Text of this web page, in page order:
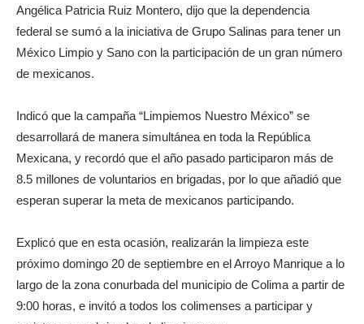
Angélica Patricia Ruiz Montero, dijo que la dependencia
federal se sumó a la iniciativa de Grupo Salinas para tener un
México Limpio y Sano con la participación de un gran número
de mexicanos.
Indicó que la campaña “Limpiemos Nuestro México” se
desarrollará de manera simultánea en toda la República
Mexicana, y recordó que el año pasado participaron más de
8.5 millones de voluntarios en brigadas, por lo que añadió que
esperan superar la meta de mexicanos participando.
Explicó que en esta ocasión, realizarán la limpieza este
próximo domingo 20 de septiembre en el Arroyo Manrique a lo
largo de la zona conurbada del municipio de Colima a partir de
9:00 horas, e invitó a todos los colimenses a participar y